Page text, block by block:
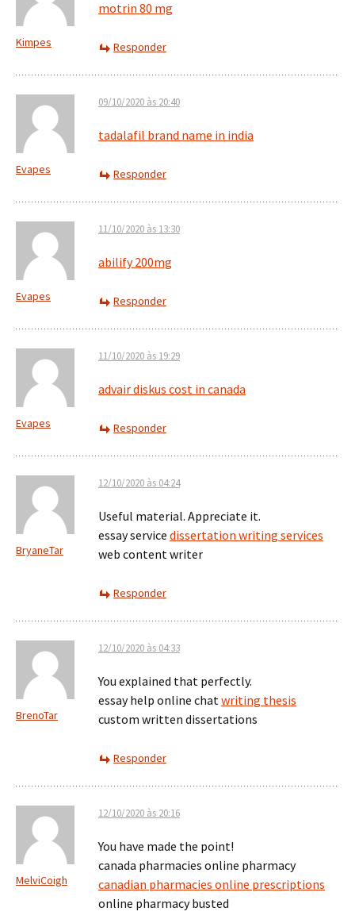
Kimpes
motrin 80 mg
Responder
Evapes
09/10/2020 às 20:40
tadalafil brand name in india
Responder
Evapes
11/10/2020 às 13:30
abilify 200mg
Responder
Evapes
11/10/2020 às 19:29
advair diskus cost in canada
Responder
BryaneTar
12/10/2020 às 04:24
Useful material. Appreciate it.
essay service dissertation writing services
web content writer
Responder
BrenoTar
12/10/2020 às 04:33
You explained that perfectly.
essay help online chatwriting thesis
custom written dissertations
Responder
MelviCoigh
12/10/2020 às 20:16
You have made the point!
canada pharmacies online pharmacy
canadian pharmacies online prescriptions
online pharmacy busted